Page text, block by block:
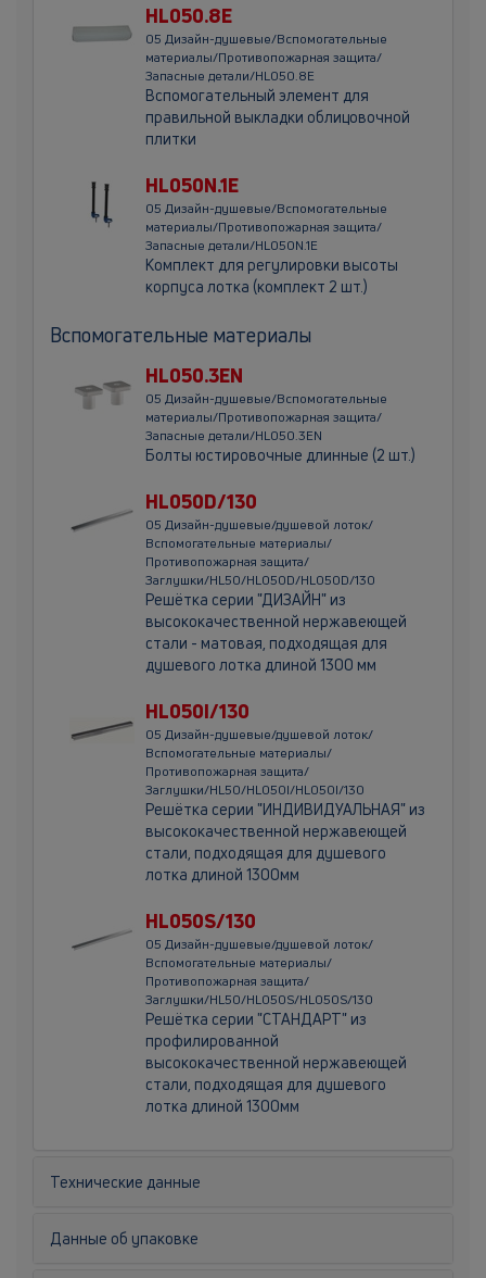
HL050.8E
05 Дизайн-душевые/Вспомогательные
материалы/Противопожарная защита/
Запасные детали/HL050.8E
Вспомогательный элемент для
правильной выкладки облицовочной
плитки
HL050N.1E
05 Дизайн-душевые/Вспомогательные
материалы/Противопожарная защита/
Запасные детали/HL050N.1E
Комплект для регулировки высоты
корпуса лотка (комплект 2 шт.)
Вспомогательные материалы
HL050.3EN
05 Дизайн-душевые/Вспомогательные
материалы/Противопожарная защита/
Запасные детали/HL050.3EN
Болты юстировочные длинные (2 шт.)
HL050D/130
05 Дизайн-душевые/душевой лоток/
Вспомогательные материалы/
Противопожарная защита/
Заглушки/HL50/HL050D/HL050D/130
Решётка серии "ДИЗАЙН" из
высококачественной нержавеющей
стали - матовая, подходящая для
душевого лотка длиной 1300 мм
HL050I/130
05 Дизайн-душевые/душевой лоток/
Вспомогательные материалы/
Противопожарная защита/
Заглушки/HL50/HL050I/HL050I/130
Решётка серии "ИНДИВИДУАЛЬНАЯ" из
высококачественной нержавеющей
стали, подходящая для душевого
лотка длиной 1300мм
HL050S/130
05 Дизайн-душевые/душевой лоток/
Вспомогательные материалы/
Противопожарная защита/
Заглушки/HL50/HL050S/HL050S/130
Решётка серии "СТАНДАРТ" из
профилированной
высококачественной нержавеющей
стали, подходящая для душевого
лотка длиной 1300мм
Технические данные
Данные об упаковке